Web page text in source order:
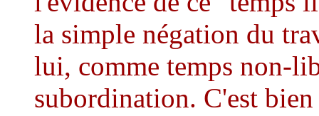
la simple négation du
lui, comme temps non-
subordination. C'est